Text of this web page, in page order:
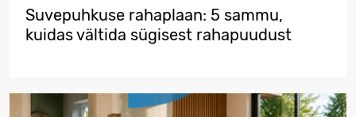
Suvepuhkuse rahaplaan: 5 sammu,
kuidas vältida sügisest rahapuudust